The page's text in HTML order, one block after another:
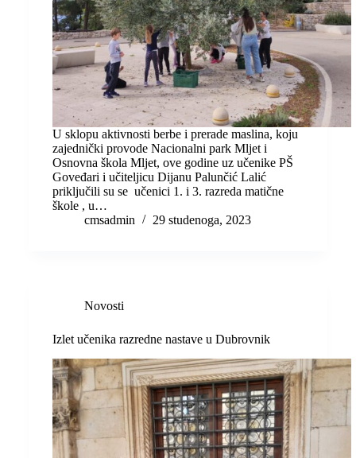
U sklopu aktivnosti berbe i prerade maslina, koju
zajednički provode Nacionalni park Mljet i
Osnovna škola Mljet, ove godine uz učenike PŠ
Goveđari i učiteljicu Dijanu Palunčić Lalić
priključili su se učenici 1. i 3. razreda matične
škole , u…
cmsadmin
29 studenoga, 2023
Novosti
Izlet učenika razredne nastave u Dubrovnik